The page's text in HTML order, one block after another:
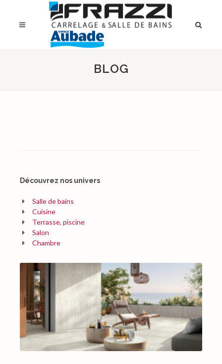
BLOG
Découvrez nos univers
Salle de bains
Cuisine
Terrasse, piscine
Salon
Chambre